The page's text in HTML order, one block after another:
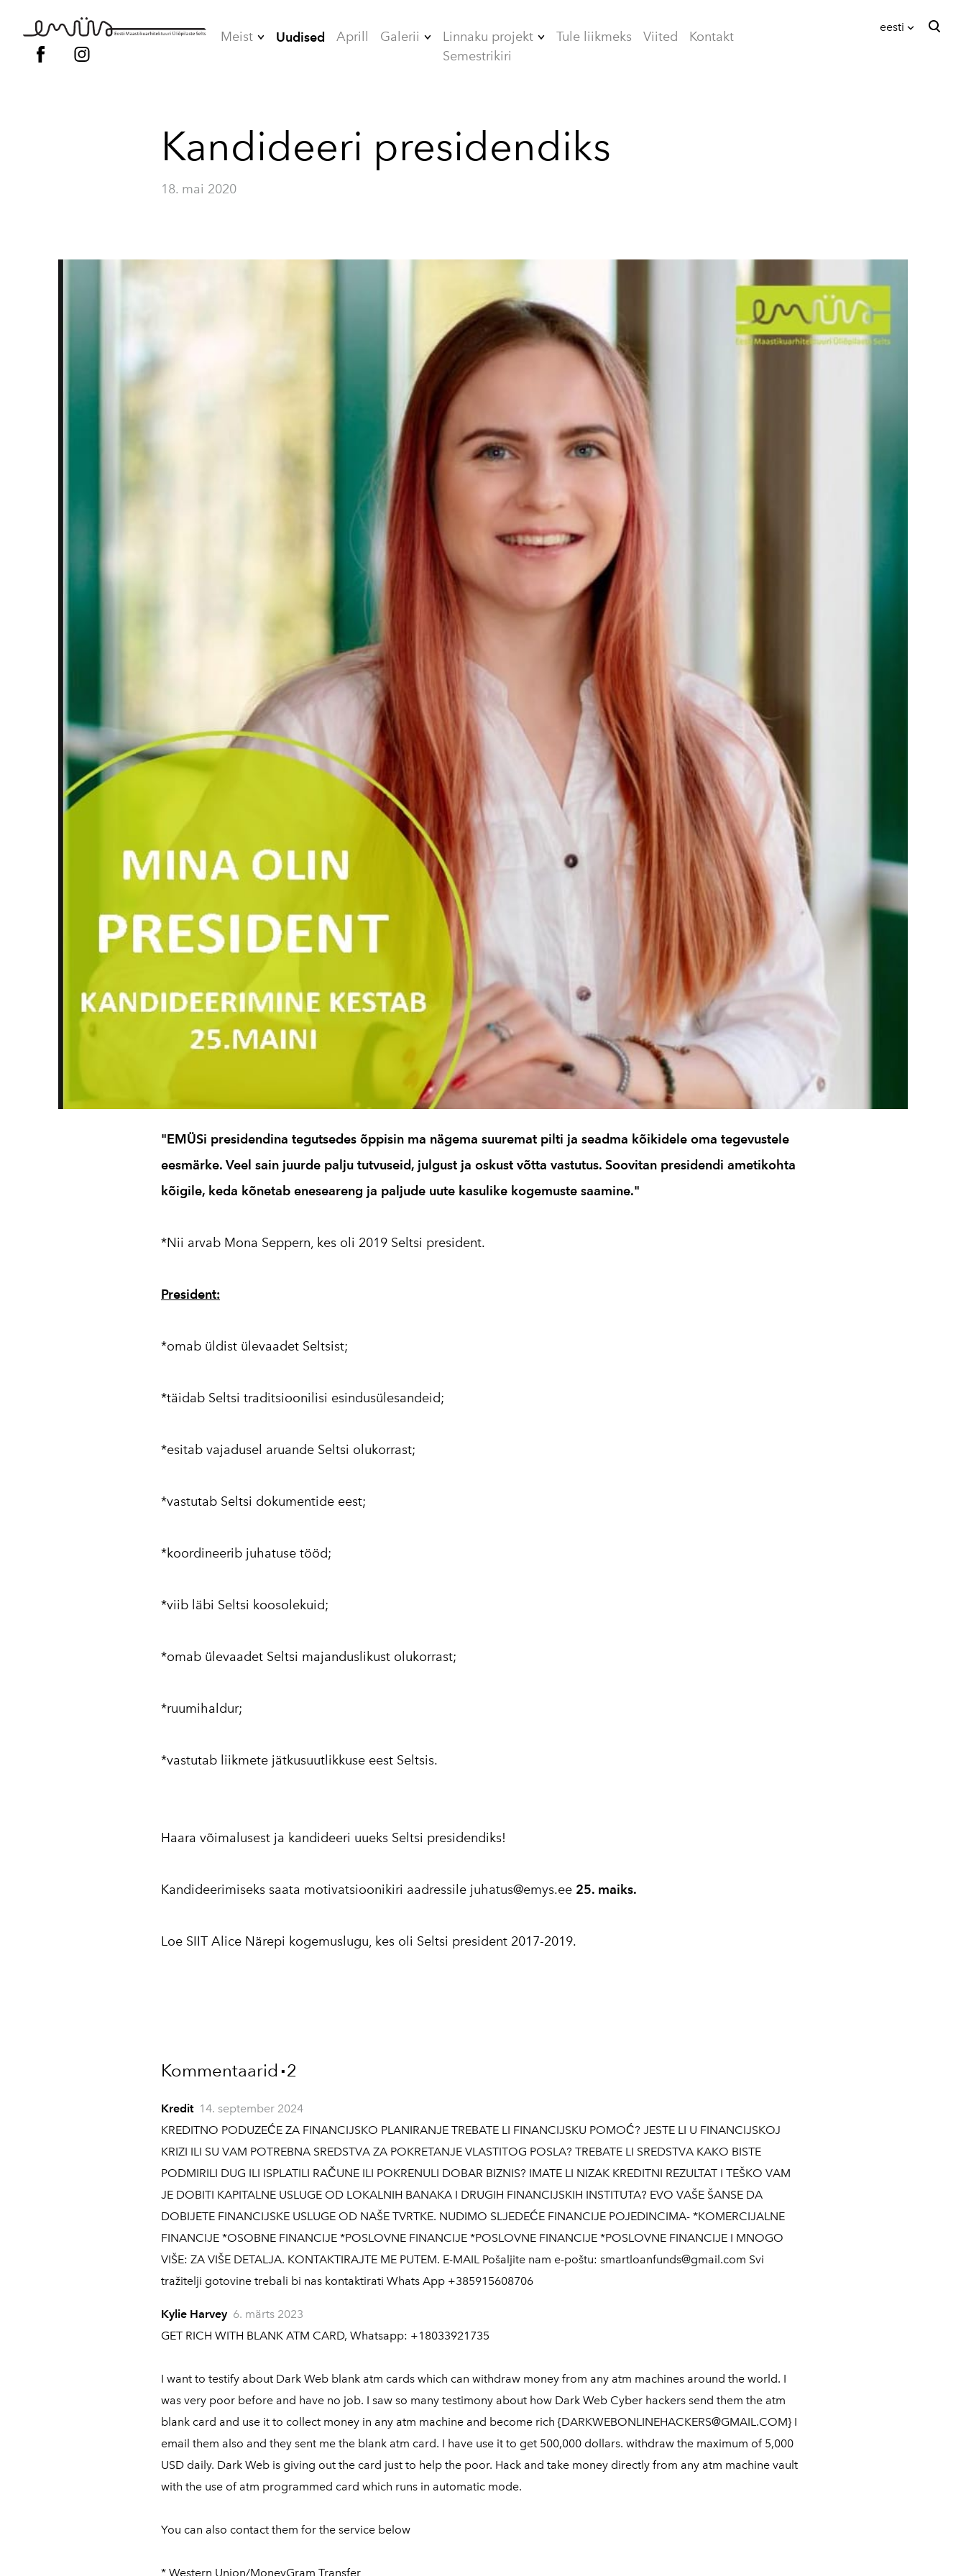
Meist
Vilistlased
Põhikiri
Uudised Aprill Galerii
2009
2017
2018
2019
2020
2022
Linnaku projekt
EHITAMINE
Tule liikmeks Viited
Kontakt
Semestrikiri
eesti
Kandideeri presidendiks
18. mai 2020
"EMÜSi presidendina tegutsedes õppisin ma nägema suuremat pilti ja seadma kõikidele oma tegevustele
eesmärke. Veel sain juurde palju tutvuseid, julgust ja oskust võtta vastutus. Soovitan presidendi ametikohta
kõigile, keda kõnetab eneseareng ja paljude uute kasulike kogemuste saamine."
*Nii arvab Mona Seppern, kes oli 2019 Seltsi president.
President:
*omab üldist ülevaadet Seltsist;
*täidab Seltsi traditsioonilisi esindusülesandeid;
*esitab vajadusel aruande Seltsi olukorrast;
*vastutab Seltsi dokumentide eest;
*koordineerib juhatuse tööd;
*viib läbi Seltsi koosolekuid;
*omab ülevaadet Seltsi majanduslikust olukorrast;
*ruumihaldur;
*vastutab liikmete jätkusuutlikkuse eest Seltsis.
Haara võimalusest ja kandideeri uueks Seltsi presidendiks!
Kandideerimiseks saata motivatsioonikiri aadressile juhatus@emys.ee 25. maiks.
Loe SIIT Alice Närepi kogemuslugu, kes oli Seltsi president 2017-2019.
Kommentaarid ▪ 2
Kredit 14. september 2024
KREDITNO PODUZEĆE ZA FINANCIJSKO PLANIRANJE TREBATE LI FINANCIJSKU POMOĆ? JESTE LI U FINANCIJSKOJ
KRIZI ILI SU VAM POTREBNA SREDSTVA ZA POKRETANJE VLASTITOG POSLA? TREBATE LI SREDSTVA KAKO BISTE
PODMIRILI DUG ILI ISPLATILI RAČUNE ILI POKRENULI DOBAR BIZNIS? IMATE LI NIZAK KREDITNI REZULTAT I TEŠKO VAM
JE DOBITI KAPITALNE USLUGE OD LOKALNIH BANAKA I DRUGIH FINANCIJSKIH INSTITUTA? EVO VAŠE ŠANSE DA
DOBIJETE FINANCIJSKE USLUGE OD NAŠE TVRTKE. NUDIMO SLJEDEĆE FINANCIJE POJEDINCIMA- *KOMERCIJALNE
FINANCIJE *OSOBNE FINANCIJE *POSLOVNE FINANCIJE *POSLOVNE FINANCIJE *POSLOVNE FINANCIJE I MNOGO
VIŠE: ZA VIŠE DETALJA. KONTAKTIRAJTE ME PUTEM. E-MAIL Pošaljite nam e-poštu: smartloanfunds@gmail.com Svi
tražitelji gotovine trebali bi nas kontaktirati Whats App +385915608706
Kylie Harvey 6. märts 2023
GET RICH WITH BLANK ATM CARD, Whatsapp: +18033921735
I want to testify about Dark Web blank atm cards which can withdraw money from any atm machines around the world. I
was very poor before and have no job. I saw so many testimony about how Dark Web Cyber hackers send them the atm
blank card and use it to collect money in any atm machine and become rich {DARKWEBONLINEHACKERS@GMAIL.COM} I
email them also and they sent me the blank atm card. I have use it to get 500,000 dollars. withdraw the maximum of 5,000
USD daily. Dark Web is giving out the card just to help the poor. Hack and take money directly from any atm machine vault
with the use of atm programmed card which runs in automatic mode.
You can also contact them for the service below
* Western Union/MoneyGram Transfer